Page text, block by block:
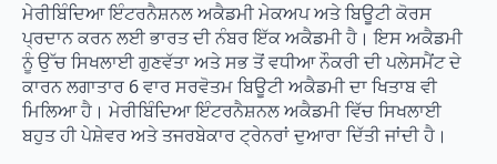
ਮੇਰੀਬਿੰਦਿਆ ਇੰਟਰਨੈਸ਼ਨਲ ਅਕੈਡਮੀ ਮੇਕਅਪ ਅਤੇ ਬਿਊਟੀ ਕੋਰਸ
ਪ੍ਰਦਾਨ ਕਰਨ ਲਈ ਭਾਰਤ ਦੀ ਨੰਬਰ ਇੱਕ ਅਕੈਡਮੀ ਹੈ। ਇਸ ਅਕੈਡਮੀ
ਨੂੰ ਉੱਚ ਸਿਖਲਾਈ ਗੁਣਵੱਤਾ ਅਤੇ ਸਭ ਤੋਂ ਵਧੀਆ ਨੌਕਰੀ ਦੀ ਪਲੇਸਮੈਂਟ ਦੇ
ਕਾਰਨ ਲਗਾਤਾਰ 6 ਵਾਰ ਸਰਵੋਤਮ ਬਿਊਟੀ ਅਕੈਡਮੀ ਦਾ ਖਿਤਾਬ ਵੀ
ਮਿਲਿਆ ਹੈ। ਮੇਰੀਬਿੰਦਿਆ ਇੰਟਰਨੈਸ਼ਨਲ ਅਕੈਡਮੀ ਵਿੱਚ ਸਿਖਲਾਈ
ਬਹੁਤ ਹੀ ਪੇਸ਼ੇਵਰ ਅਤੇ ਤਜਰਬੇਕਾਰ ਟ੍ਰੇਨਰਾਂ ਦੁਆਰਾ ਦਿੱਤੀ ਜਾਂਦੀ ਹੈ।